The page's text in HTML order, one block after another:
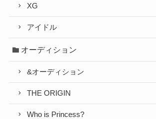
XG
アイドル
オーディション
&オーディション
THE ORIGIN
Who is Princess?